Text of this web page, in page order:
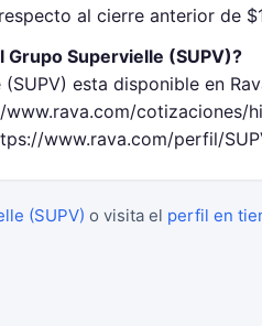
al cierre anterior de
Supervielle (SUPV)?
esta disponible en
cotizaciones/
www.rava.com/perfil/
(SUPV) o visita el perfil en